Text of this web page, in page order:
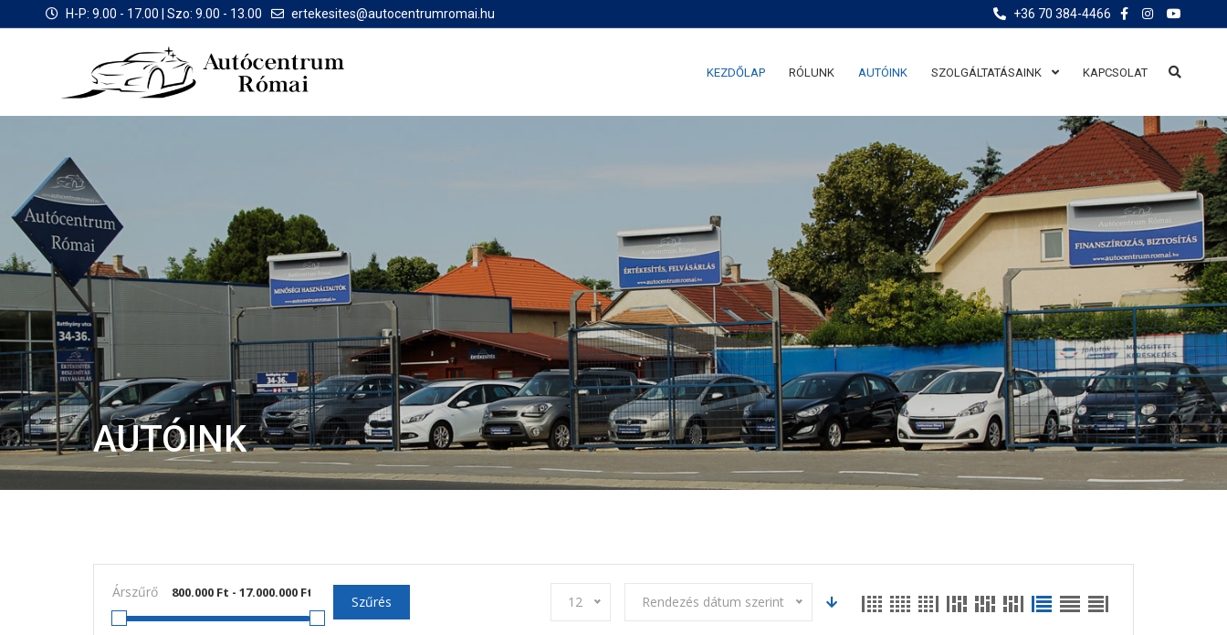
H-P: 9.00 - 17.00 | Szo: 9.00 - 13.00 ertekesites@autocentrumromai.hu +36 70 384-4466
KEZDŐLAP RÓLUNK AUTÓINK SZOLGÁLTATÁSAINK KAPCSOLAT
AUTÓINK
Árszűrő
Szűrés 12 Rendezés dátum szerint